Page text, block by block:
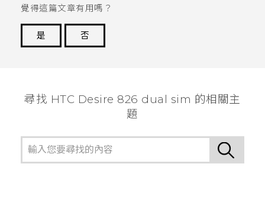
覺得這篇文章有用嗎？
是
否
尋找 HTC Desire 826 dual sim 的相關主
題